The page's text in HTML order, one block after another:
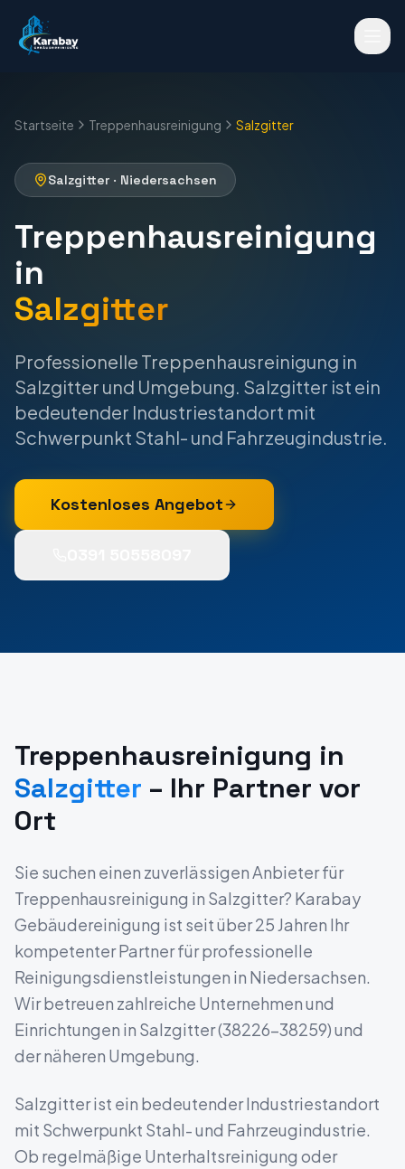
Startseite Treppenhausreinigung Salzgitter
Salzgitter · Niedersachsen
Treppenhausreinigung
in
Salzgitter
Professionelle Treppenhausreinigung in
Salzgitter und Umgebung. Salzgitter ist ein
bedeutender Industriestandort mit
Schwerpunkt Stahl- und Fahrzeugindustrie.
Kostenloses Angebot
Treppenhausreinigung in
Salzgitter – Ihr Partner vor
Ort
Sie suchen einen zuverlässigen Anbieter für
Treppenhausreinigung in Salzgitter? Karabay
Gebäudereinigung ist seit über 25 Jahren Ihr
kompetenter Partner für professionelle
Reinigungsdienstleistungen in Niedersachsen.
Wir betreuen zahlreiche Unternehmen und
Einrichtungen in Salzgitter(38226-38259) und
der näheren Umgebung.
Salzgitter ist ein bedeutender Industriestandort
mit Schwerpunkt Stahl- und Fahrzeugindustrie.
Ob regelmäßige Unterhaltsreinigung oder